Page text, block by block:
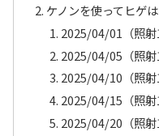
ケノンを使ってヒゲ
2025/04/01（照射
2025/04/05（照射
2025/04/10（照射
2025/04/15（照射
2025/04/20（照射